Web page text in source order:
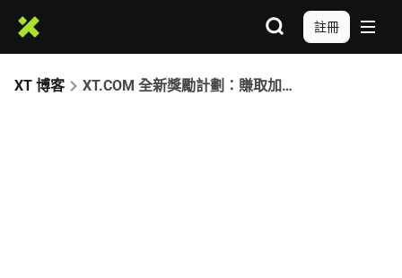
註冊
XT 博客 XT.COM 全新獎勵計劃：賺取加密獎勵，提升交易體驗